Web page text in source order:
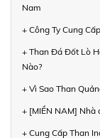
Nam
+ Công Ty Cung
+ Than Đá Đốt Lò
Nào?
+ Vì Sao Than
+ [MIỀN NAM] Nhà
+ Cung Cấp Than